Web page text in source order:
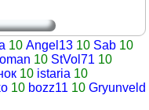
10 Angel13 10 Sab 10
10 StVol71 10
10 istaria 10
10 bozz11 10 Gryunveld